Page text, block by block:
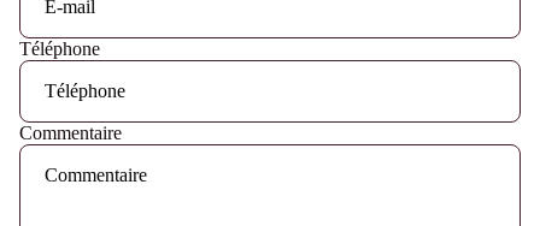
Téléphone
Commentaire